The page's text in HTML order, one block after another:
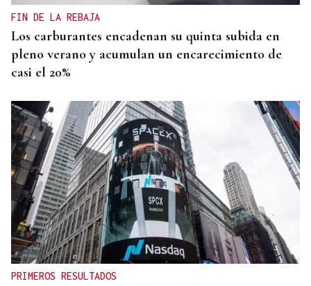
FIN DE LA REBAJA
Los carburantes encadenan su quinta subida en
pleno verano y acumulan un encarecimiento de
casi el 20%
PRIMEROS RESULTADOS